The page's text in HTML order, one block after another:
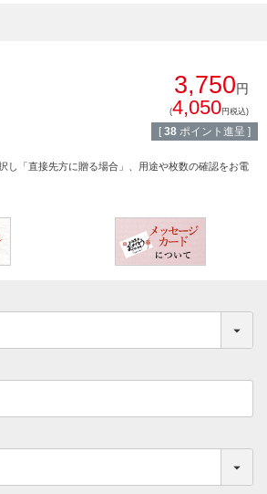
漬け
ーンスープ
録ギフト
3,750円
(4,050円税込)
[ 38 ポイント進呈 ]
し「直接先方に贈る場合」、用途や枚数の確認をお電